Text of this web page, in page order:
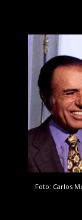
Foto: Carlos